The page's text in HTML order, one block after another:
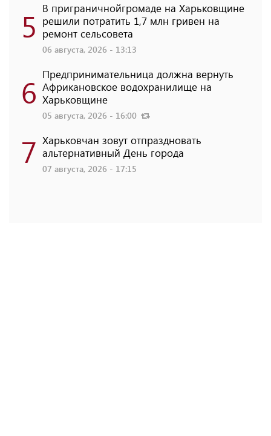
5 В приграничнойгромаде на Харьковщине
решили потратить 1,7 млн ​​гривен на
ремонт сельсовета
06 августа, 2026 - 13:13
6 Предпринимательница должна вернуть
Африкановское водохранилище на
Харьковщине
05 августа, 2026 - 16:00
7 Харьковчан зовут отпраздновать
альтернативный День города
07 августа, 2026 - 17:15